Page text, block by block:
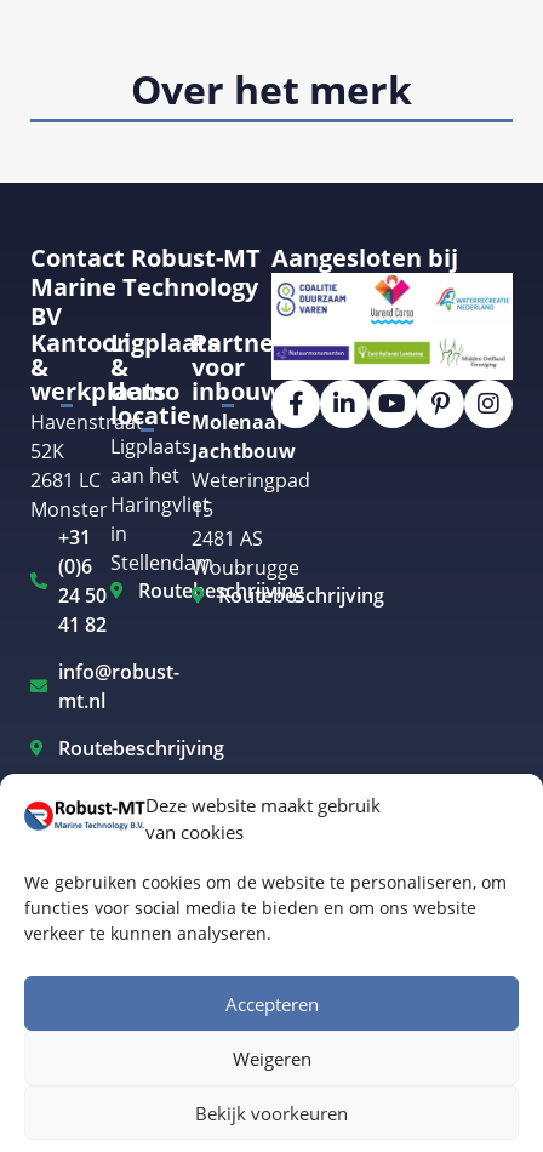
Deze website maakt gebruik
van cookies
We gebruiken cookies om de website te personaliseren, om
functies voor social media te bieden en om ons website
verkeer te kunnen analyseren.
Accepteren
Weigeren
Bekijk voorkeuren
Over het merk
Contact Robust-MT
Marine Technology
BV
Kantoor
&
werkplaats
Havenstraat
52K
2681 LC
Monster
+31
(0)6
24 50
41 82
info@robust-
mt.nl
Routebeschrijving
Ligplaats
&
demo
locatie
Ligplaats
aan het
Haringvliet
in
Stellendam
Routebeschrijving
Partner
voor
inbouw
Molenaar
Jachtbouw
Weteringpad
15
2481 AS
Woubrugge
Routebeschrijving
Aangesloten bij
Elektrisch varen Westland
Elektrisch varen Rotterdam
Elektrisch varen Amsterdam
Elektrisch varen Friesland